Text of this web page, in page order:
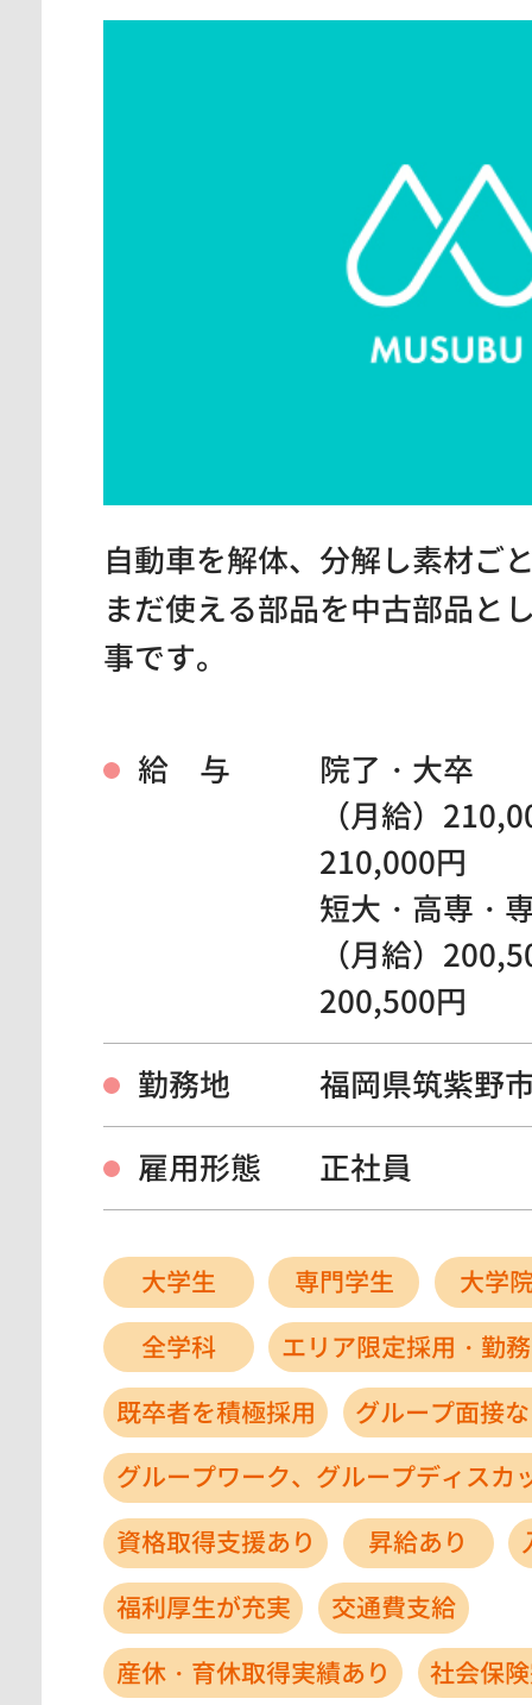
自動車を解体、分解し素材ご
まだ使える部品を中古部品と
事です。
給 与
院了・大卒
（月給）
210,000円
短大・高専・
（月給）
200,500円
勤務地
福岡県筑紫野
雇用形態
正社員
大学生 専門学生
大学
全学科
エリア限定採用・勤
既卒者を積極採用
グループ面接
グループワーク、グループディスカ
資格取得支援あり
昇給あり
福利厚生が充実
交通費支給
産休・育休取得実績あり
社会保